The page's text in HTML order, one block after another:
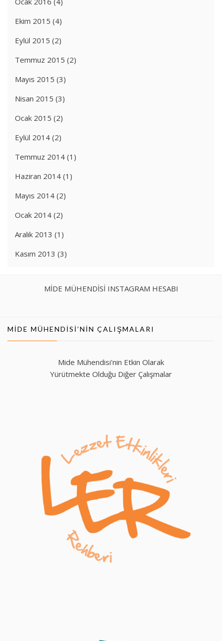
Ekim 2015 (4)
Eylül 2015 (2)
Temmuz 2015 (2)
Mayıs 2015 (3)
Nisan 2015 (3)
Ocak 2015 (2)
Eylül 2014 (2)
Temmuz 2014 (1)
Haziran 2014 (1)
Mayıs 2014 (2)
Ocak 2014 (2)
Aralık 2013 (1)
Kasım 2013 (3)
MİDE MÜHENDİSİ INSTAGRAM HESABI
MIDE MÜHENDISI’NIN ÇALIŞMALARI
Mide Mühendisi'nin Etkin Olarak
Yürütmekte Olduğu Diğer Çalışmalar